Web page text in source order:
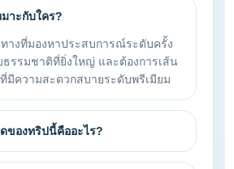
าะกับใคร?
างที่มองหาประสบการณ์ระดับครั้ง
รรมชาติที่ยิ่งใหญ่ และต้องการเส้น
มีความสะดวกสบายระดับพรีเมียม
ของทริปนี้คืออะไร?